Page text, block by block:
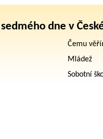
dne v
Čemu
Mládež
Sobotní